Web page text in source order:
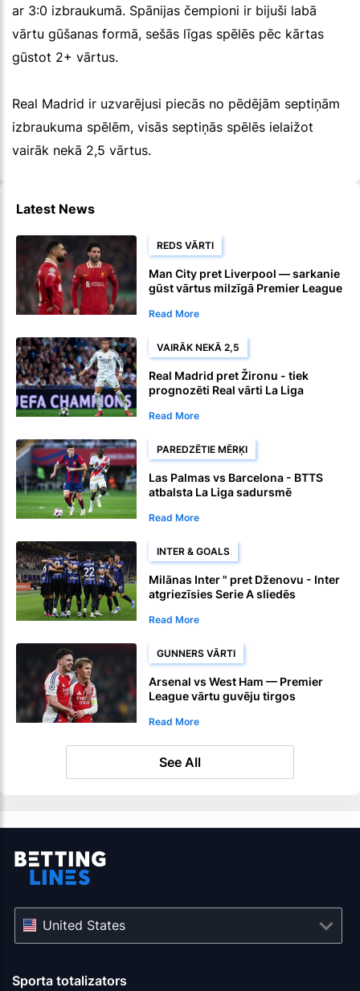
ar 3:0 izbraukumā. Spānijas čempioni ir bijuši labā
vārtu gūšanas formā, sešās līgas spēlēs pēc kārtas
gūstot 2+ vārtus.
Real Madrid ir uzvarējusi piecās no pēdējām septiņām
izbraukuma spēlēm, visās septiņās spēlēs ielaižot
vairāk nekā 2,5 vārtus.
Latest News
REDS VĀRTI
Man City pret Liverpool — sarkanie
gūst vārtus milzīgā Premier League
Read More
VAIRĀK NEKĀ 2,5
Real Madrid pret Žironu - tiek
prognozēti Real vārti La Liga
Read More
PAREDZĒTIE MĒRĶI
Las Palmas vs Barcelona - BTTS
atbalsta La Liga sadursmē
Read More
INTER & GOALS
Milānas Inter " pret Dženovu - Inter
atgriezīsies Serie A sliedēs
Read More
GUNNERS VĀRTI
Arsenal vs West Ham — Premier
League vārtu guvēju tirgos
Read More
See All
Sporta totalizators
United States